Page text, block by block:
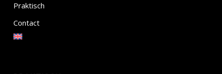
Praktisch
Contact